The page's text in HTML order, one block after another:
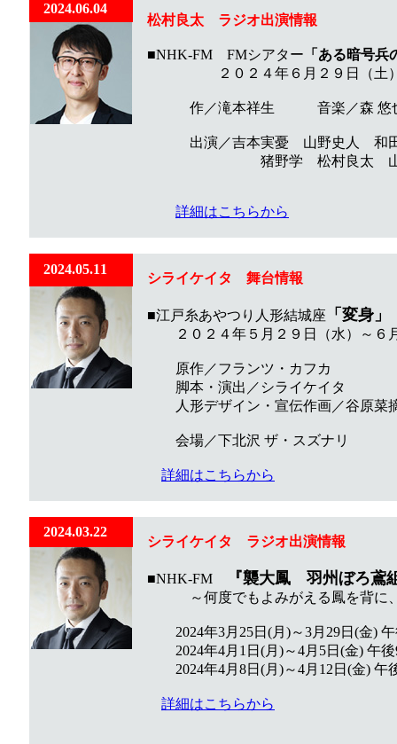
2024.06.04
松村良太 ラジオ出演情報
■NHK-FM FMシアター 「ある暗号兵
２０２４年６月２９日（土） 午
作／滝本祥生 音楽／森 悠
出演／吉本実憂 山野史人 和田
猪野学 松村良太 山賀
詳細はこちらから
2024.05.11
シライケイタ 舞台情報
■江戸糸あやつり人形結城座 「変身」
２０２４年５月２９日（水）～６
原作／フランツ・カフカ
脚本・演出／シライケイタ
人形デザイン・宣伝作画／谷原菜
会場／下北沢 ザ・スズナリ
詳細はこちらから
2024.03.22
シライケイタ ラジオ出演情報
■NHK-FM 『襲大鳳 羽州ぼろ鳶
～何度でもよみがえる鳳を背に、
2024年3月25日(月)～3月29日(金) 午
2024年4月1日(月)～4月5日(金) 午後9
2024年4月8日(月)～4月12日(金) 午後
詳細はこちらから